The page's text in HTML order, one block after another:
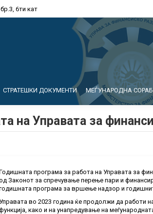
6ти кат
СТРАТЕШКИ ДОКУМЕНТИ МЕЃУНАРОДНА
на Управата за
програма за работа на Управата за
Законот за спречување перење пари и
програма за вршење надзор и
Управата во 2023 година ќе продолжи да работи
како и на унапредување на